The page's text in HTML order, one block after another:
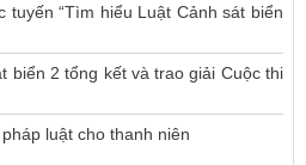
“Tìm hiểu Luật Cảnh sát biển
biển 2 tổng kết và trao giải Cuộc thi
luật cho thanh niên